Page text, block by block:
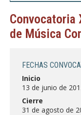
Convocatoria
de Música
FECHAS
Inicio
13 de junio de
Cierre
31 de agosto de